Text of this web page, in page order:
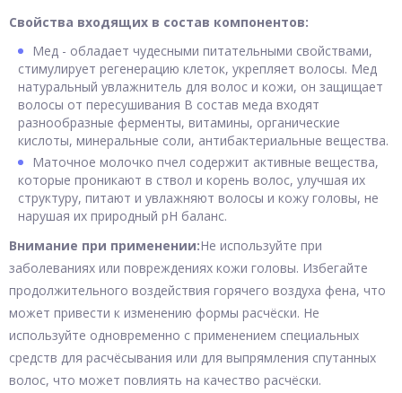
Свойства входящих в состав компонентов:
Мед - обладает чудесными питательными свойствами,
стимулирует регенерацию клеток, укрепляет волосы. Мед
натуральный увлажнитель для волос и кожи, он защищает
волосы от пересушивания В состав меда входят
разнообразные ферменты, витамины, органические
кислоты, минеральные соли, антибактериальные вещества.
Маточное молочко пчел содержит активные вещества,
которые проникают в ствол и корень волос, улучшая их
структуру, питают и увлажняют волосы и кожу головы, не
нарушая их природный рН баланс.
Внимание при применении:Не используйте при
заболеваниях или повреждениях кожи головы. Избегайте
продолжительного воздействия горячего воздуха фена, что
может привести к изменению формы расчёски. Не
используйте одновременно с применением специальных
средств для расчёсывания или для выпрямления спутанных
волос, что может повлиять на качество расчёски.